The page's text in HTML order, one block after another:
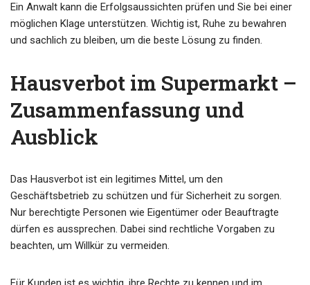
Ein Anwalt kann die Erfolgsaussichten prüfen und Sie bei einer
möglichen Klage unterstützen. Wichtig ist, Ruhe zu bewahren
und sachlich zu bleiben, um die beste Lösung zu finden.
Hausverbot im Supermarkt –
Zusammenfassung und
Ausblick
Das Hausverbot ist ein legitimes Mittel, um den
Geschäftsbetrieb zu schützen und für Sicherheit zu sorgen.
Nur berechtigte Personen wie Eigentümer oder Beauftragte
dürfen es aussprechen. Dabei sind rechtliche Vorgaben zu
beachten, um Willkür zu vermeiden.